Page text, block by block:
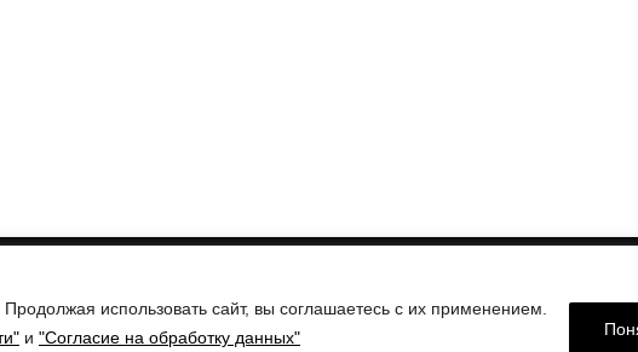
использовать сайт, вы соглашаетесь с их применением.
и "Согласие на обработку данных"